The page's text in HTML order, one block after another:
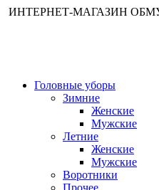
ИНТЕРНЕТ-МАГАЗИН
Головные уборы
Зимние
Женские
Мужские
Летние
Женские
Мужские
Воротники
Прочее